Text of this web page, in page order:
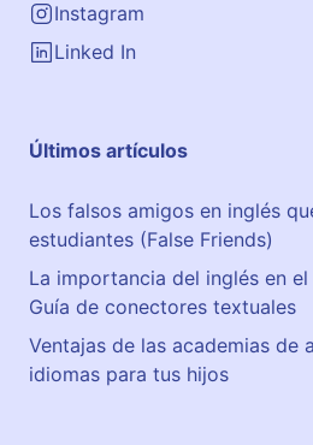
Instagram
Linked In
Últimos artículos
Los falsos amigos en inglés
estudiantes (False Friends)
La importancia del inglés en
Guía de conectores textuales
Ventajas de las academias de
idiomas para tus hijos